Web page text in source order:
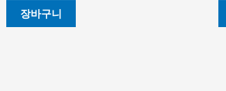
가
격:
$19.99.
가
격:
$17.99.
장바구니